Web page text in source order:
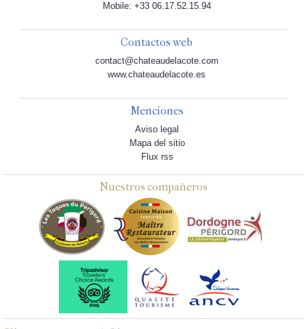
Mobile: +33 06.17.52.15.94
Contactos web
contact@chateaudelacote.com
www.chateaudelacote.es
Menciones
Aviso legal
Mapa del sitio
Flux rss
Nuestros compañeros